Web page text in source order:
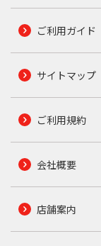
ご利用ガイド
サイトマップ
ご利用規約
会社概要
店舗案内